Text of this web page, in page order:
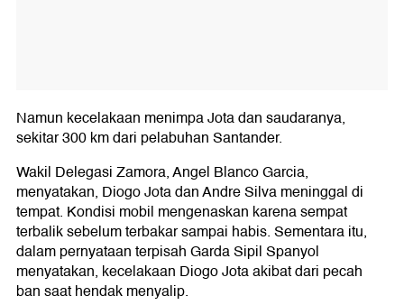
Namun kecelakaan menimpa Jota dan saudaranya,
sekitar 300 km dari pelabuhan Santander.
Wakil Delegasi Zamora, Angel Blanco Garcia,
menyatakan, Diogo Jota dan Andre Silva meninggal di
tempat. Kondisi mobil mengenaskan karena sempat
terbalik sebelum terbakar sampai habis. Sementara itu,
dalam pernyataan terpisah Garda Sipil Spanyol
menyatakan, kecelakaan Diogo Jota akibat dari pecah
ban saat hendak menyalip.